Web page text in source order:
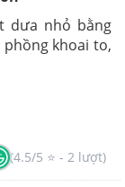
dưa nhỏ bằng
khoai to,
(4.5/5 ⭐ - 2 lượt)